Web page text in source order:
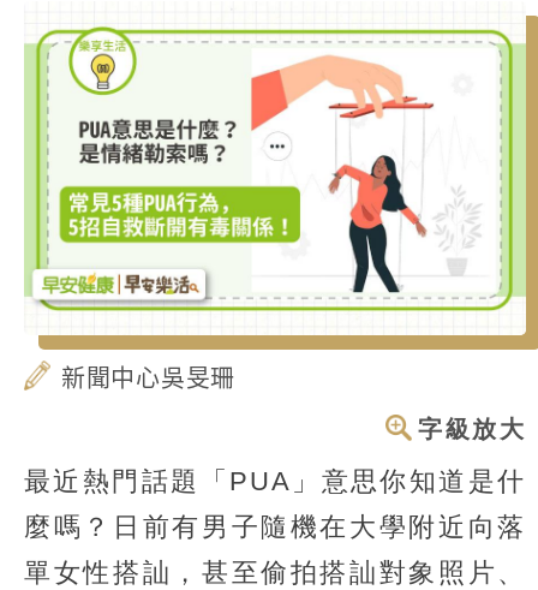
新聞中心吳旻珊
字級放大
最近熱門話題「PUA」意思你知道是什
麼嗎？日前有男子隨機在大學附近向落
單女性搭訕，甚至偷拍搭訕對象照片、